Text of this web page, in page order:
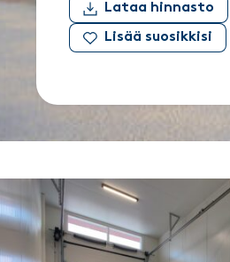
Lataa hinnasto
Lisää suosikkisi